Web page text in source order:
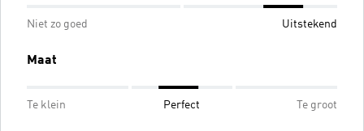
Niet zo goed Uitstekend
Maat
Te klein Perfect Te groot